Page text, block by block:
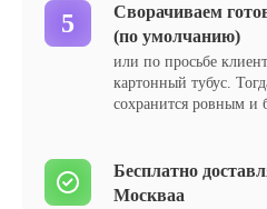
Сворачиваем
(по умолчанию)
или по просьбе
картонный тубус.
сохранится ровным и
Бесплатно
Москваа